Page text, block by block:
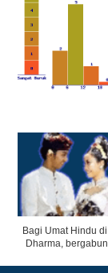
Bagi Umat Hindu
Dharma,